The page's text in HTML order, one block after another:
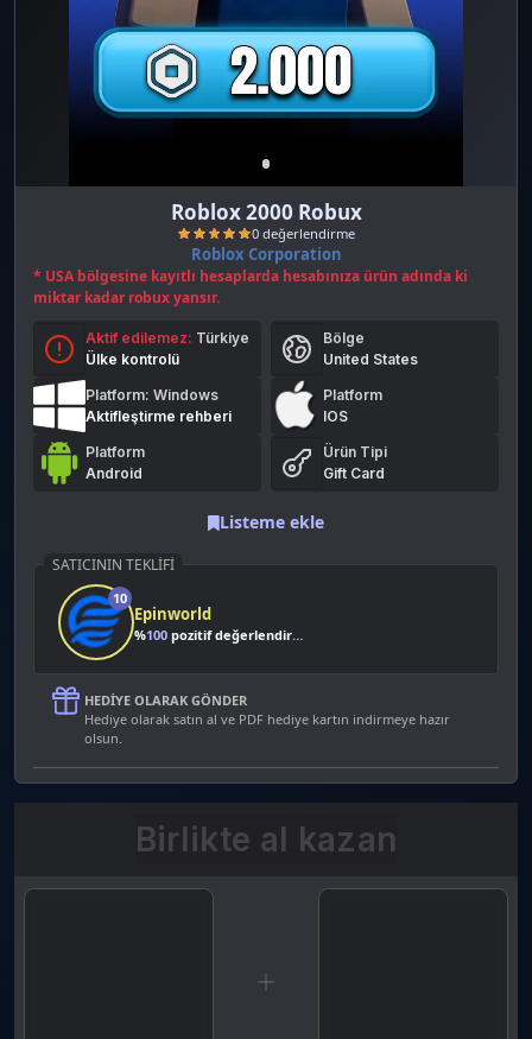
Roblox 2000 Robux
0 değerlendirme
Roblox Corporation
* USA bölgesine kayıtlı hesaplarda hesabınıza ürün adında ki
miktar kadar robux yansır.
Aktif edilemez: Türkiye
Ülke kontrolü
Bölge
United States
Platform: Windows
Aktifleştirme rehberi
Platform
IOS
Platform
Android
Ürün Tipi
Gift Card
Listeme ekle
SATICININ TEKLIFI
10
Epinworld
%100 pozitif değerlendirme
HEDIYE OLARAK GÖNDER
Hediye olarak satın al ve PDF hediye kartın indirmeye hazır
olsun.
Birlikte al kazan